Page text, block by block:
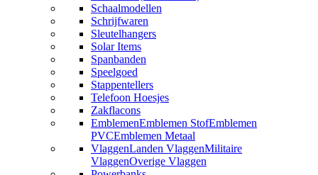
Schaalmodellen
Schrijfwaren
Sleutelhangers
Solar Items
Spanbanden
Speelgoed
Stappentellers
Telefoon Hoesjes
Zakflacons
EmblemenEmblemen StofEmblemen
PVCEmblemen Metaal
VlaggenLanden VlaggenMilitaire
VlaggenOverige Vlaggen